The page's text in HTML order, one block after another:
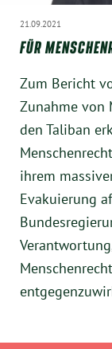
21.09.2021
FÜR
Zum Bericht
Zunahme von
den Taliban
ihrem
Evakuierung